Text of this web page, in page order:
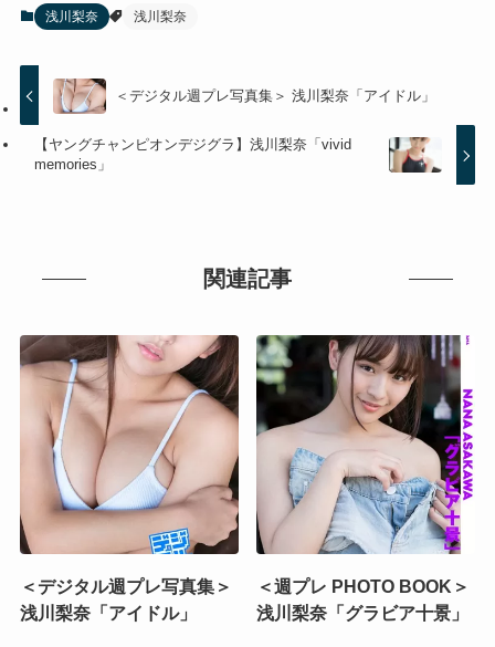
浅川梨奈 浅川梨奈
＜デジタル週プレ写真集＞ 浅川梨奈「アイドル」
【ヤングチャンピオンデジグラ】浅川梨奈「vivid
memories」
関連記事
＜デジタル週プレ写真集＞
浅川梨奈「アイドル」
＜週プレ PHOTO BOOK＞
浅川梨奈「グラビア十景」